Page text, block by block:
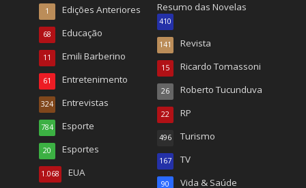
Edições Anteriores
1
Educação
68
Emili Barberino
11
Entretenimento
61
Entrevistas
324
Esporte
784
Esportes
20
EUA
1.068
Resumo das Novelas
410
Revista
141
Ricardo Tomassoni
15
Roberto Tucunduva
26
RP
22
Turismo
496
TV
167
Vida & Saúde
90